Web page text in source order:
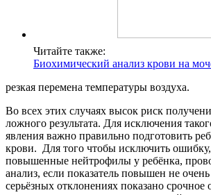
Читайте также:
Биохимический анализ крови на
резкая перемена температуры воздуха.
Во всех этих случаях высок риск
ложного результата. Для исключения
явления важно правильно подготовить
крови. Для того чтобы исключить
повышенные нейтрофилы у ребёнка,
анализ, если показатель повышен не
серьёзных отклонениях показано срочное